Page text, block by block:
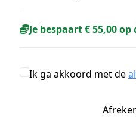
Je bespaart € 55,00
Ik ga akkoord met de